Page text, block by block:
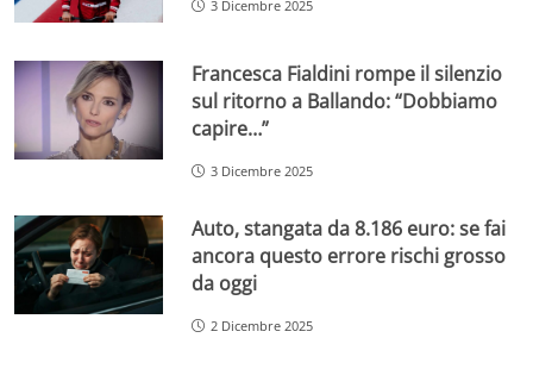
3 Dicembre 2025
Francesca Fialdini rompe il silenzio
sul ritorno a Ballando: “Dobbiamo
capire…”
3 Dicembre 2025
Auto, stangata da 8.186 euro: se fai
ancora questo errore rischi grosso
da oggi
2 Dicembre 2025